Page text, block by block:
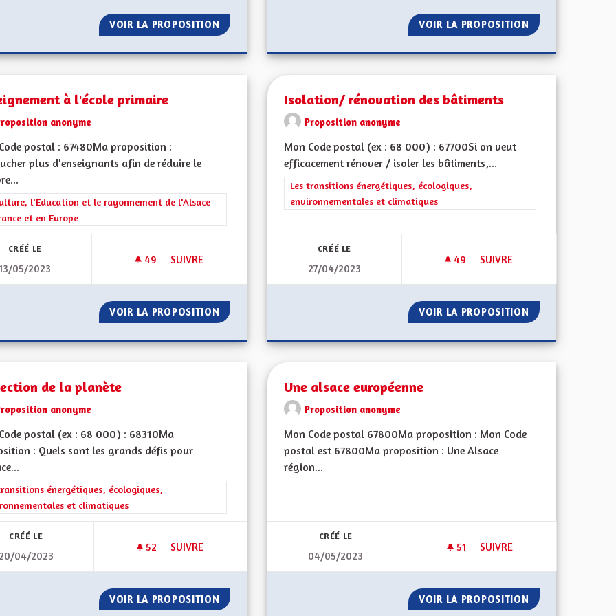
VOIR LA PROPOSITION TAXER LES POIDS-LOURDS ÉTRANGERS VOIR LA PROPOSITION NON AU RETOUR
à l'école primaire
anonyme
postal : 67480Ma proposition :
plus d'enseignants afin de réduire le
les résultats de la catégorie : La Culture, l'Education et le rayonnement de l'Alsace en France et en Europe
l'Education et le rayonnement de l'Alsace
et en Europe
CRÉÉ LE
05/2023
49 49 ABONNÉS
SUIVRE
ENSEIGNEMENT À L'ÉCOLE PRIMAIRE
VOIR LA PROPOSITION ENSEIGNEMENT À L'ÉCOLE PRIMAIRE
Isolation/ rénovation des bâtiments
Proposition anonyme
Mon Code postal (ex : 68 000) : 67700Si on veut
efficacement rénover / isoler les bâtiments,...
Filtrer les résultats de la catégorie : Les transitions énergétiques,
Les transitions énergétiques, écologiques,
environnementales et climatiques
CRÉÉ LE
27/04/2023
49 49 ABONNÉS
SUIVRE
VOIR LA PROPOSITION ISOLATION/
de la planète
anonyme
postal (ex : 68 000) : 68310Ma
: Quels sont les grands défis pour
les résultats de la catégorie : Les transitions énergétiques, écologiques, environnementales et climatiques
énergétiques, écologiques,
et climatiques
CRÉÉ LE
20/04/2023
52 52 ABONNÉS
SUIVRE
VOIR LA PROPOSITION PROTECTION DE LA PLANÈTE
Une alsace européenne
Proposition anonyme
Mon Code postal 67800Ma proposition : Mon Code
postal est 67800Ma proposition : Une Alsace
région...
CRÉÉ LE
04/05/2023
51 51 ABONNÉS
SUIVRE
VOIR LA PROPOSITION UNE ALSACE